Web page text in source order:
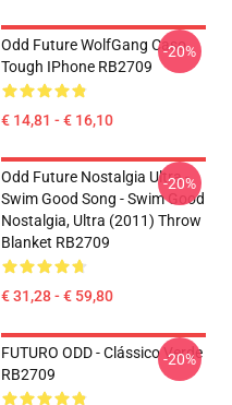
Odd Future WolfGang Caso
Tough IPhone RB2709
€ 14,81 - € 16,10
-20%
Odd Future Nostalgia Ultra -
Swim Good Song - Swim Good
Nostalgia, Ultra (2011) Throw
Blanket RB2709
€ 31,28 - € 59,80
-20%
FUTURO ODD - Clássico Verde
RB2709
-20%